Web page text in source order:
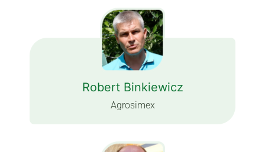
Robert Binkiewicz
Agrosimex